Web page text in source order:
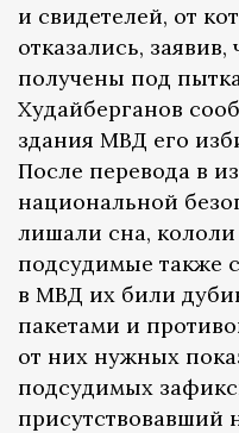
и свидетелей, от
отказались,
получены под
Худайберганов
здания МВД его
После перевода в
национальной
лишали сна,
подсудимые также
в МВД их били
пакетами и
от них нужных
подсудимых
присутствовавший